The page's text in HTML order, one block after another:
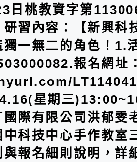
日桃教資字第
研習內容：【新興科
獨一無二的角色！1.
報名網址
星期三
國際有限公司洪郁雯
中科技中心手作教室
與報名細則說明，詳